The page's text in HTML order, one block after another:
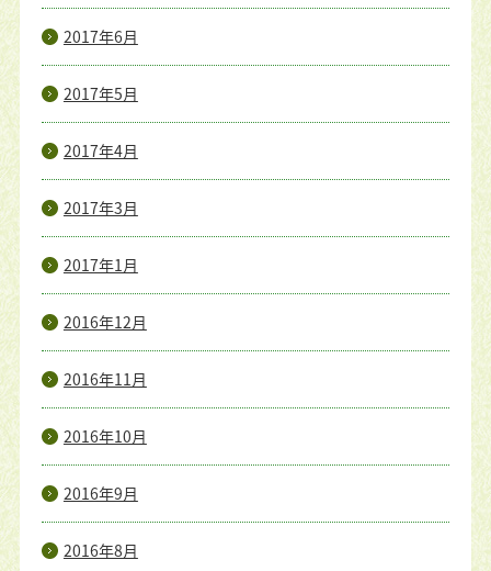
2017年6月
2017年5月
2017年4月
2017年3月
2017年1月
2016年12月
2016年11月
2016年10月
2016年9月
2016年8月